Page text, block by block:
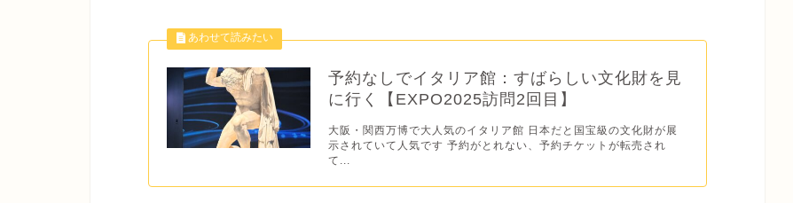
予約なしでイタリア館：すばらしい文化財を見
に行く【EXPO2025訪問2回目】
大阪・関西万博で大人気のイタリア館 日本だと国宝級の文化財が展
示されていて人気です 予約がとれない、予約チケットが転売され
て...